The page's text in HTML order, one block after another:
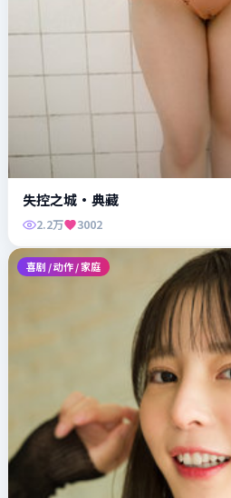
失控之城·典藏
2.2万 3002
喜剧 / 动作 / 家庭